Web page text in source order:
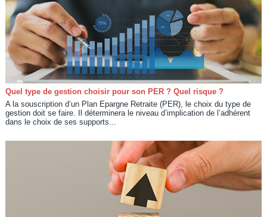
Quel type de gestion choisir pour son PER ? Quel risque ?
A la souscription d’un Plan Epargne Retraite (PER), le choix du type de
gestion doit se faire. Il déterminera le niveau d’implication de l’adhérent
dans le choix de ses supports...